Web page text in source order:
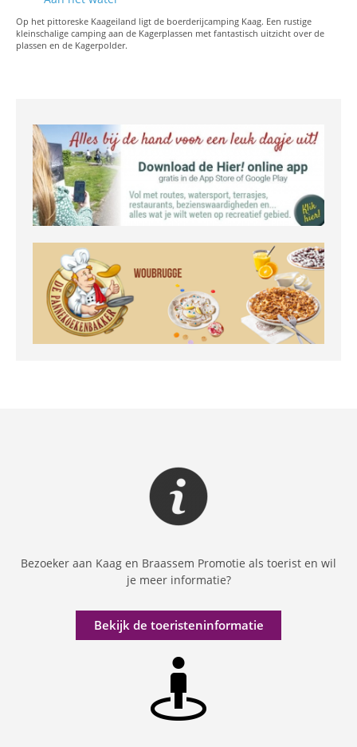
Op het pittoreske Kaageiland ligt de boerderijcamping Kaag. Een rustige
kleinschalige camping aan de Kagerplassen met fantastisch uitzicht over de
plassen en de Kagerpolder.
Bezoeker aan Kaag en Braassem Promotie als toerist en wil
je meer informatie?
Bekijk de toeristeninformatie